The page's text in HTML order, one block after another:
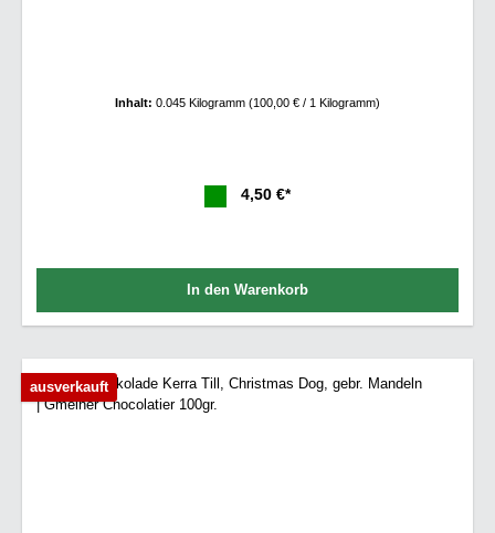
Inhalt: 0.045 Kilogramm (100,00 € / 1 Kilogramm)
4,50 €*
In den Warenkorb
ausverkauft